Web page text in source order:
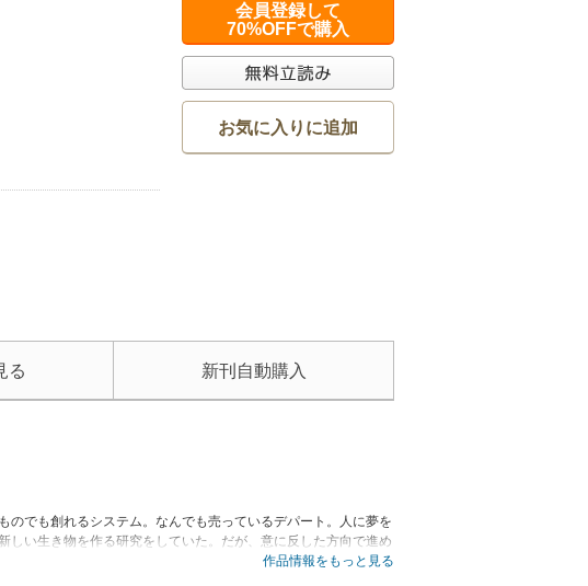
会員登録して
70%OFFで購入
お気に入りに追加
る 新刊自動購入
でも創れるシステム。なんでも売っているデパート。人に夢を
い生き物を作る研究をしていた。だが、意に反した方向で進め
そのせいであれに関する記憶のすべては、会社によって破壊され
作品情報をもっと見る